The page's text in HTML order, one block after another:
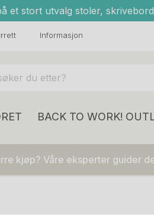
et stort utvalg stoler,
Informasjon
BACK TO WORK!
kjøp? Våre eksperter guider